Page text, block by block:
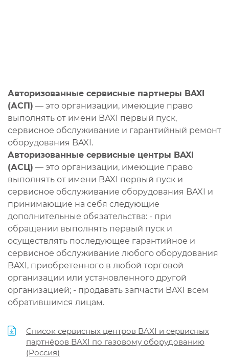
Авторизованные сервисные партнеры BAXI
(АСП) — это организации, имеющие право
выполнять от имени BAXI первый пуск,
сервисное обслуживание и гарантийный ремонт
оборудования BAXI.
Авторизованные сервисные центры BAXI
(АСЦ) — это организации, имеющие право
выполнять от имени BAXI первый пуск и
сервисное обслуживание оборудования BAXI и
принимающие на себя следующие
дополнительные обязательства: - при
обращении выполнять первый пуск и
осуществлять последующее гарантийное и
сервисное обслуживание любого оборудования
BAXI, приобретенного в любой торговой
организации или установленного другой
организацией; - продавать запчасти BAXI всем
обратившимся лицам.
Список сервисных центров BAXI и сервисных
партнёров BAXI по газовому оборудованию
(Россия)